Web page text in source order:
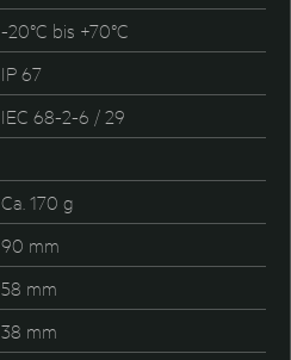
-20°C bis +70°C
IP 67
IEC 68-2-6 / 29
Ca. 170 g
90 mm
58 mm
38 mm